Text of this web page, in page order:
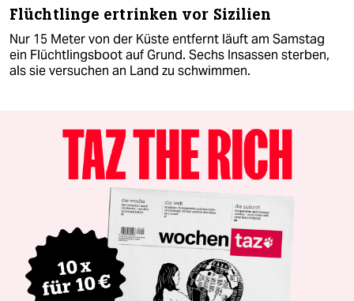
Flüchtlinge ertrinken vor Sizilien
Nur 15 Meter von der Küste entfernt läuft am Samstag
ein Flüchtlingsboot auf Grund. Sechs Insassen sterben,
als sie versuchen an Land zu schwimmen.